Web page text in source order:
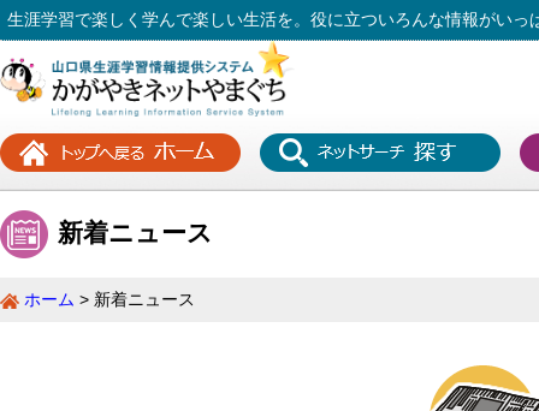
生涯学習で楽しく学んで楽しい生活を。役に立ついろんな情報がいっ
新着ニュース
ホーム 新着ニュース